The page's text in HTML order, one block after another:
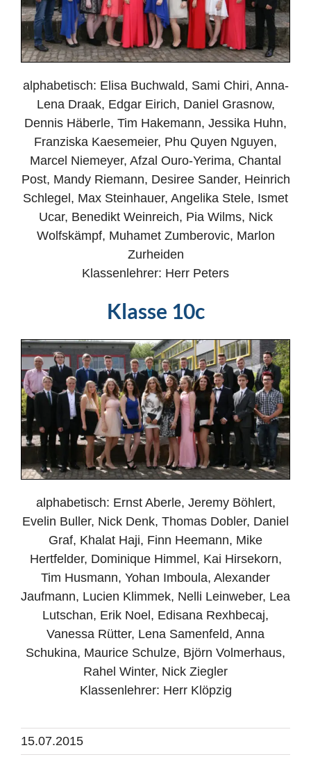
alphabetisch: Elisa Buchwald, Sami Chiri, Anna-
Lena Draak, Edgar Eirich, Daniel Grasnow,
Dennis Häberle, Tim Hakemann, Jessika Huhn,
Franziska Kaesemeier, Phu Quyen Nguyen,
Marcel Niemeyer, Afzal Ouro-Yerima, Chantal
Post, Mandy Riemann, Desiree Sander, Heinrich
Schlegel, Max Steinhauer, Angelika Stele, Ismet
Ucar, Benedikt Weinreich, Pia Wilms, Nick
Wolfskämpf, Muhamet Zumberovic, Marlon
Zurheiden
Klassenlehrer: Herr Peters
Klasse 10c
alphabetisch: Ernst Aberle, Jeremy Böhlert,
Evelin Buller, Nick Denk, Thomas Dobler, Daniel
Graf, Khalat Haji, Finn Heemann, Mike
Hertfelder, Dominique Himmel, Kai Hirsekorn,
Tim Husmann, Yohan Imboula, Alexander
Jaufmann, Lucien Klimmek, Nelli Leinweber, Lea
Lutschan, Erik Noel, Edisana Rexhbecaj,
Vanessa Rütter, Lena Samenfeld, Anna
Schukina, Maurice Schulze, Björn Volmerhaus,
Rahel Winter, Nick Ziegler
Klassenlehrer: Herr Klöpzig
15.07.2015